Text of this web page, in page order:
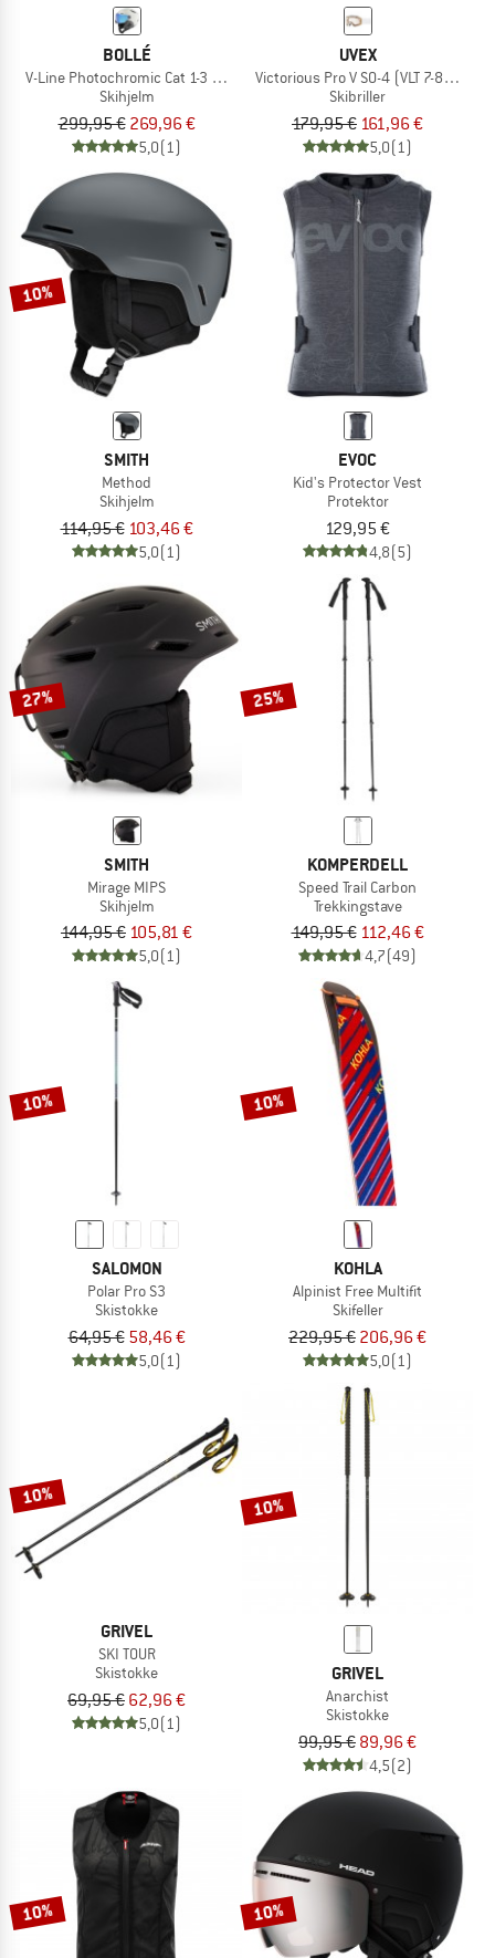
BOLLÉ
V-Line Photochromic Cat 1-3 (VLT 45-12%)
Skihjelm
299,95 € 269,96 €
5,0(1)
UVEX
Victorious Pro V S0-4 (VLT 7-81%)
Skibriller
179,95 € 161,96 €
5,0(1)
10%
SMITH
Method
Skihjelm
114,95 € 103,46 €
5,0(1)
EVOC
Kid's Protector Vest
Protektor
129,95 €
4,8(5)
27%
SMITH
Mirage MIPS
Skihjelm
144,95 € 105,81 €
5,0(1)
25%
KOMPERDELL
Speed Trail Carbon
Trekkingstave
149,95 € 112,46 €
4,7(49)
10%
SALOMON
Polar Pro S3
Skistokke
64,95 € 58,46 €
5,0(1)
10%
KOHLA
Alpinist Free Multifit
Skifeller
229,95 € 206,96 €
5,0(1)
10%
GRIVEL
SKI TOUR
Skistokke
69,95 € 62,96 €
5,0(1)
10%
GRIVEL
Anarchist
Skistokke
99,95 € 89,96 €
4,5(2)
10% 10%